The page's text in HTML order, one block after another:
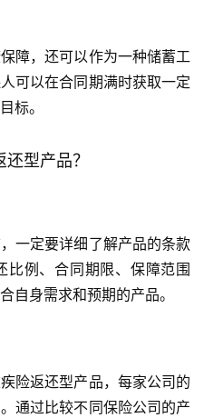
障，还可以作为一种储蓄工
可以在合同期满时获取一定
标。
型产品？
一定要详细了解产品的条款
比例、合同期限、保障范围
自身需求和预期的产品。
险返还型产品，每家公司的
通过比较不同保险公司的产